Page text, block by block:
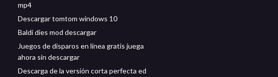
mp4
Descargar tomtom windows 10
Baldi dies mod descargar
Juegos de disparos en línea gratis juega
ahora sin descargar
Descarga de la versión corta perfecta ed